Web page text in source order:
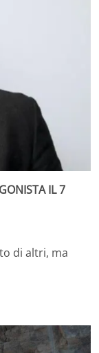
IL 7
di altri, ma